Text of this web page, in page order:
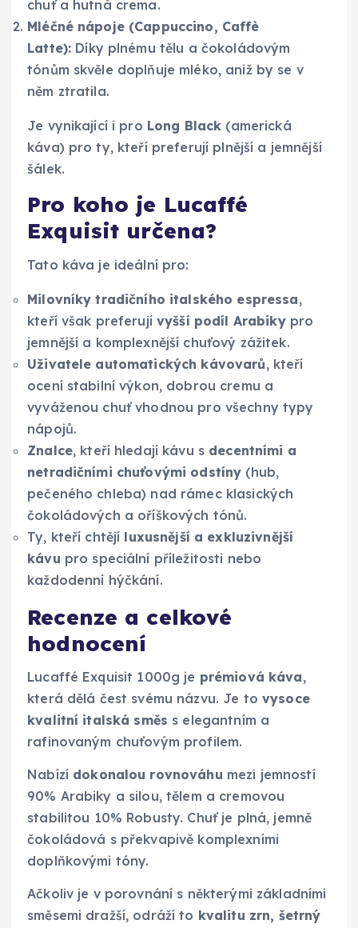
chuť a hutná crema.
Mléčné nápoje (Cappuccino, Caffè
Latte): Díky plnému tělu a čokoládovým
tónům skvěle doplňuje mléko, aniž by se v
něm ztratila.
Je vynikající i pro Long Black (americká
káva) pro ty, kteří preferují plnější a jemnější
šálek.
Pro koho je Lucaffé
Exquisit určena?
Tato káva je ideální pro:
Milovníky tradičního italského espressa,
kteří však preferujívyšší podíl Arabikypro
jemnější a komplexnější chuťový zážitek.
Uživatele automatických kávovarů, kteří
ocení stabilní výkon, dobrou cremu a
vyváženou chuť vhodnou pro všechny typy
nápojů.
Znalce, kteří hledají kávu s decentními a
netradičními chuťovými odstíny (hub,
pečeného chleba) nad rámec klasických
čokoládových a oříškových tónů.
Ty, kteří chtějí luxusnější a exkluzivnější
kávu pro speciální příležitosti nebo
každodenní hýčkání.
Recenze a celkové
hodnocení
Lucaffé Exquisit 1000g je prémiová káva,
která dělá čest svému názvu. Je tovysoce
kvalitní italská směs s elegantním a
rafinovaným chuťovým profilem.
Nabízí dokonalou rovnováhu mezi jemností
90% Arabiky a silou, tělem a cremovou
stabilitou 10% Robusty. Chuť je plná, jemně
čokoládová s překvapivě komplexními
doplňkovými tóny.
Ačkoliv je v porovnání s některými základními
směsemi dražší, odráží to kvalitu zrn, šetrný